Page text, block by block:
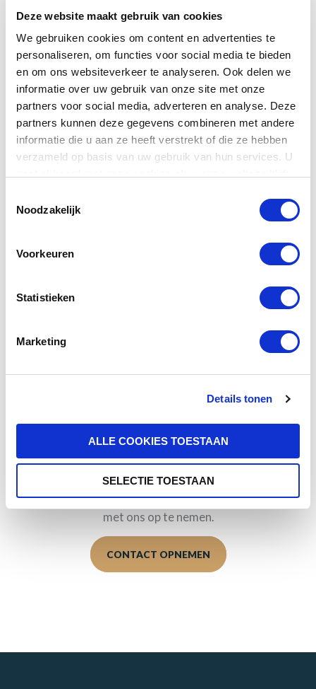
Deze website maakt gebruik van cookies
We gebruiken cookies om content en advertenties te
personaliseren, om functies voor social media te bieden
en om ons websiteverkeer te analyseren. Ook delen we
informatie over uw gebruik van onze site met onze
partners voor social media, adverteren en analyse. Deze
partners kunnen deze gegevens combineren met andere
informatie die u aan ze heeft verstrekt of die ze hebben
verzameld op basis van uw gebruik van hun services. U
Noodzakelijk
Voorkeuren
Statistieken
Marketing
Details tonen
ALLE COOKIES TOESTAAN
SELECTIE TOESTAAN
Nunc mollis bibendum egestas. Nam commodo ex non
porttitor sagittis. Mauris ut lorem volutpat, mollis enim
in, congue nisi. Cras in rhoncus est, ut placerat nibh.
Aliquam nec ligula ut dolor aliquet mollis. Integer
facilisis, dolor blandit vulputate mollis, nulla arcu
fringilla elit, sed consectetur metus magna eu tellus.
Donec sodales, orci in molestie condimentum, risus
augue. Duis a lectus eget diam dignissim sollicitudin.
quam dignissim in. Vestibulum mattis dui eu tempor
volutpat. Quisque ut sagittis ante. Donec in orci leo.
Fusce nibh urna, auctor eget sem quis, dictum lacinia
metus. Donec vel vehicula lacus.
Vestibulum ac velit augue. Etiam vulputate, dolor
vel tempus erat tellus non ante. Proin volutpat dictum
nisi, et tempor erat ultrices a. Ut sit amet risus non odio
Offerte aanvragen
Ingenieuze ideeën, op zoek naar een betrouwbare
partner, een goede kop koffie, een brainstormsessie
over uw nieuwe productie … aarzel dan niet om contact
met ons op te nemen.
CONTACT OPNEMEN